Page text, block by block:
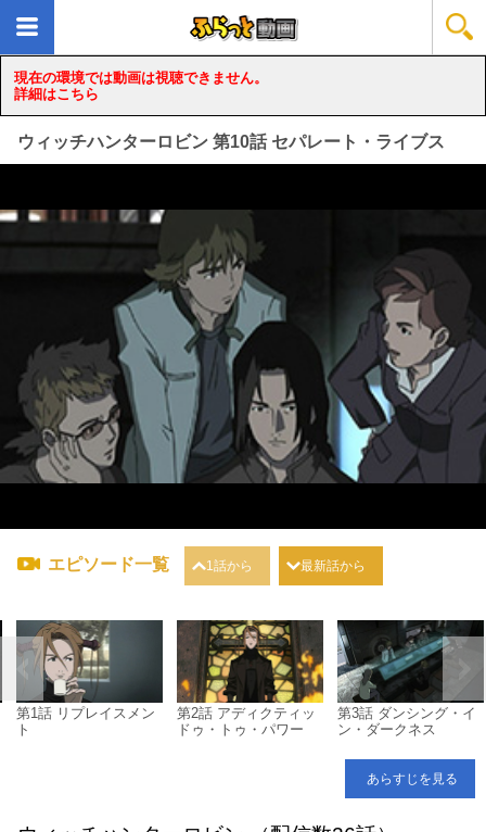
現在の環境では動画は視聴できません。
詳細はこちら
ウィッチハンターロビン 第10話 セパレート・ライブス
loading...
エピソード一覧 1話から 最新話から
第1話 リプレイスメン
ト
第2話 アディクティッ
ドゥ・トゥ・パワー
第3話 ダンシング・イ
ン・ダークネス
あらすじを見る